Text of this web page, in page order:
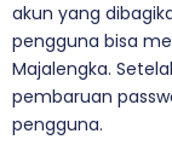
akun yang
pengguna bisa
Majalengka.
pembaruan
pengguna.